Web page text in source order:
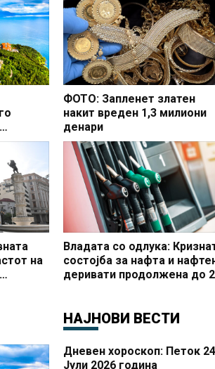
на
ФОТО: Запленет златен
накит вреден 1,3 милиони
денари
Владата со одлука:
состојба за нафта и
деривати продолжена до
НАЈНОВИ ВЕСТИ
Дневен хороскоп: Петок
Јули 2026 година